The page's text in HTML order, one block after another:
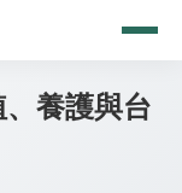
養護與台